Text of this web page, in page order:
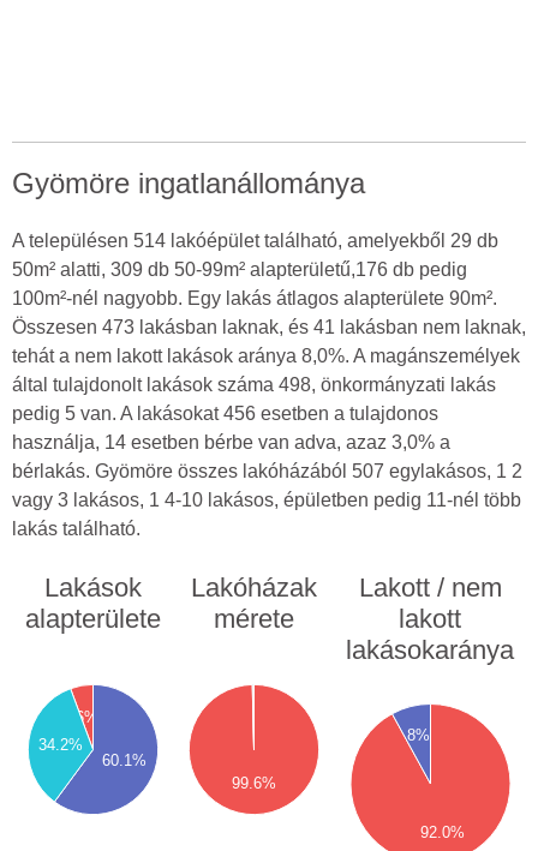
Gyömöre ingatlanállománya
A településen 514 lakóépület található, amelyekből 29 db
50m² alatti, 309 db 50-99m² alapterületű,176 db pedig
100m²-nél nagyobb. Egy lakás átlagos alapterülete 90m².
Összesen 473 lakásban laknak, és 41 lakásban nem laknak,
tehát a nem lakott lakások aránya 8,0%. A magánszemélyek
által tulajdonolt lakások száma 498, önkormányzati lakás
pedig 5 van. A lakásokat 456 esetben a tulajdonos
használja, 14 esetben bérbe van adva, azaz 3,0% a
bérlakás. Gyömöre összes lakóházából 507 egylakásos, 1 2
vagy 3 lakásos, 1 4-10 lakásos, épületben pedig 11-nél több
lakás található.
Lakások
alapterülete
6%
60.1%
34.2%
Lakóházak
mérete
99.6%
200
250
300
350
Lakott / nem
lakott
lakásokaránya
92.0%
8%
300
350
400